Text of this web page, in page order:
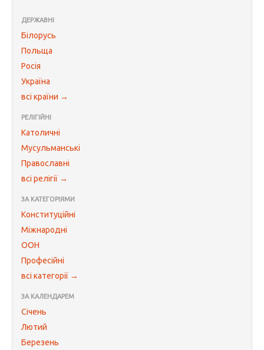
ДЕРЖАВНІ
Білорусь
Польща
Росія
Україна
всі країни →
РЕЛІГІЙНІ
Католичні
Мусульманські
Православні
всі релігії →
ЗА КАТЕГОРІЯМИ
Конституційні
Міжнародні
ООН
Професійні
всі категорії →
ЗА КАЛЕНДАРЕМ
Січень
Лютий
Березень